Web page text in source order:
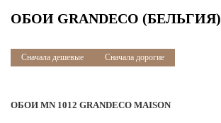
ОБОИ GRANDECO (БЕЛЬГИЯ)
Сначала дешевые Сначала дорогие
ОБОИ MN 1012 GRANDECO MAISON